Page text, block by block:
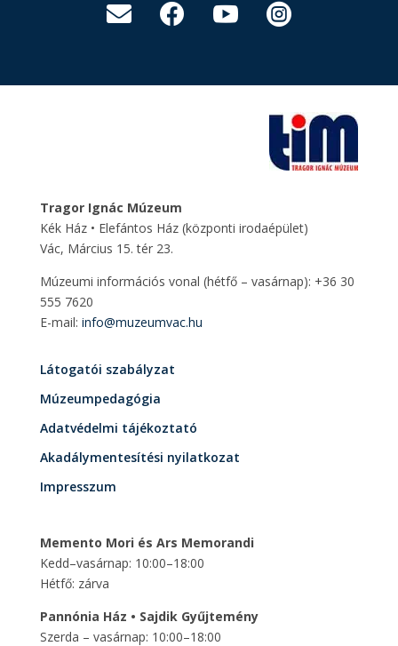
   
Tragor Ignác Múzeum
Kék Ház • Elefántos Ház (központi irodaépület)
Vác, Március 15. tér 23.
Múzeumi információs vonal (hétfő – vasárnap): +36 30
555 7620
E-mail: info@muzeumvac.hu
Látogatói szabályzat
Múzeumpedagógia
Adatvédelmi tájékoztató
Akadálymentesítési nyilatkozat
Impresszum
Memento Mori és Ars Memorandi
Kedd–vasárnap: 10:00–18:00
Hétfő: zárva
Pannónia Ház • Sajdik Gyűjtemény
Szerda – vasárnap: 10:00–18:00